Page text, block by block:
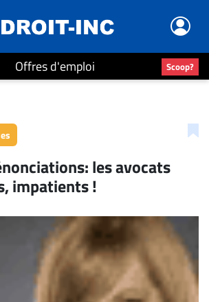
Offres d'emploi Scoop?
les avocats
impatients !